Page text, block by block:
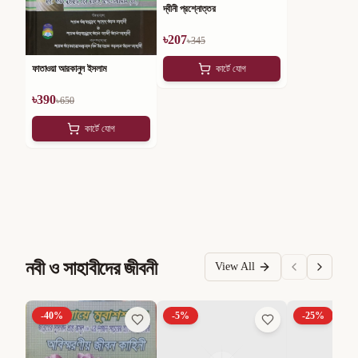
ফাতাওয়া আরকানুল ইসলাম
৳390৳650
কার্টে যোগ
দ্বীনী প্রশ্নোত্তর
৳207৳345
কার্টে যোগ
নবী ও সাহাবীদের জীবনী View All
-40% -5% -25%